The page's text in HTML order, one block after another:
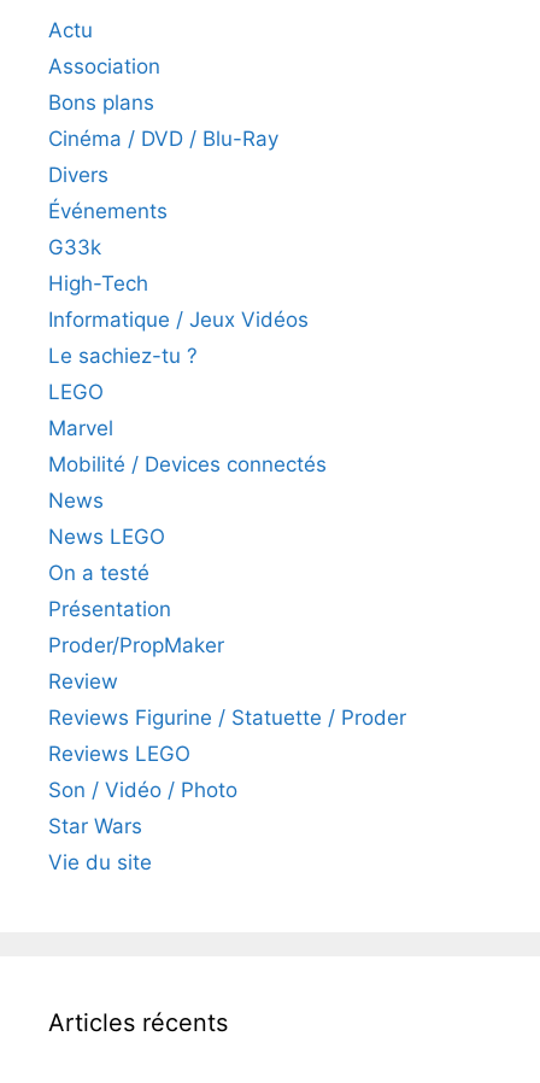
Actu
Association
Bons plans
Cinéma / DVD / Blu-Ray
Divers
Événements
G33k
High-Tech
Informatique / Jeux Vidéos
Le sachiez-tu ?
LEGO
Marvel
Mobilité / Devices connectés
News
News LEGO
On a testé
Présentation
Proder/PropMaker
Review
Reviews Figurine / Statuette / Proder
Reviews LEGO
Son / Vidéo / Photo
Star Wars
Vie du site
Articles récents